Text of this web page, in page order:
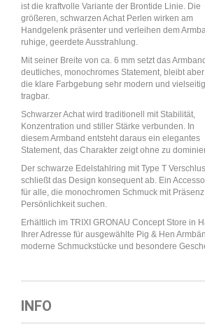
ist die kraftvolle Variante der Brontide Linie. Die
größeren, schwarzen Achat Perlen wirken am
Handgelenk präsenter und verleihen dem
ruhige, geerdete Ausstrahlung.
Mit seiner Breite von ca. 6 mm setzt das
deutliches, monochromes Statement, bleibt
die klare Farbgebung sehr modern und vielseitig
tragbar.
Schwarzer Achat wird traditionell mit Stabilität,
Konzentration und stiller Stärke verbunden. In
diesem Armband entsteht daraus ein elegantes
Statement, das Charakter zeigt ohne zu
Der schwarze Edelstahlring mit Type T
schließt das Design konsequent ab. Ein
für alle, die monochromen Schmuck mit Präsenz
Persönlichkeit suchen.
Erhältlich im TRIXI GRONAU Concept Store in
Ihrer Adresse für ausgewählte Pig & Hen
moderne Schmuckstücke und besondere
INFO